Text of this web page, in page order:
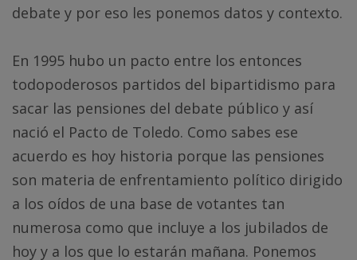
debate y por eso les ponemos datos y contexto.
En 1995 hubo un pacto entre los entonces
todopoderosos partidos del bipartidismo para
sacar las pensiones del debate público y así
nació el Pacto de Toledo. Como sabes ese
acuerdo es hoy historia porque las pensiones
son materia de enfrentamiento político dirigido
a los oídos de una base de votantes tan
numerosa como que incluye a los jubilados de
hoy y a los que lo estarán mañana. Ponemos